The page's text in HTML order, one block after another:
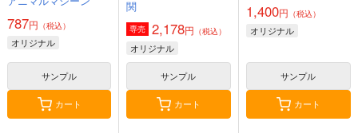
787円 （税込）
オリジナル
サンプル
カート
関
専売 2,178円 （税込）
オリジナル
サンプル
カート
1,400円 （税込）
オリジナル
サンプル
カート